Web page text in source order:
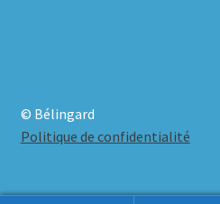
© Bélingard
Politique de confidentialité